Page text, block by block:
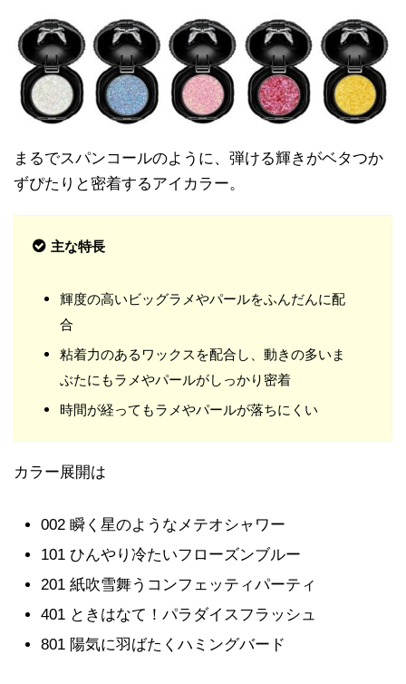
まるでスパンコールのように、弾ける輝きがベタつか
ずぴたりと密着するアイカラー。
主な特長
輝度の高いビッグラメやパールをふんだんに配
合
粘着力のあるワックスを配合し、動きの多いま
ぶたにもラメやパールがしっかり密着
時間が経ってもラメやパールが落ちにくい
カラー展開は
002 瞬く星のようなメテオシャワー
101 ひんやり冷たいフローズンブルー
201 紙吹雪舞うコンフェッティパーティ
401 ときはなて！パラダイスフラッシュ
801 陽気に羽ばたくハミングバード